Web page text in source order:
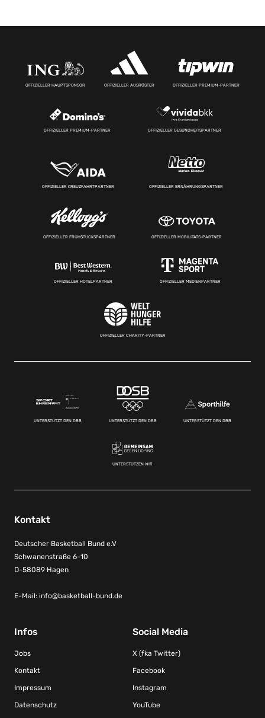
OFFIZIELLER HAUPTSPONSOR OFFIZIELLER AUSRÜSTER OFFIZIELLER PREMIUM-PARTNER
OFFIZIELLER PREMIUM-PARTNER OFFIZIELLER GESUNDHEITSPARTNER
OFFIZIELLER KREUZFAHRTPARTNER OFFIZIELLER ERNÄHRUNGSPARTNER
OFFIZIELLER FRÜHSTÜCKSPARTNER OFFIZIELLER MOBILITÄTS-PARTNER
OFFIZIELLER HOTELPARTNER OFFIZIELLER MEDIENPARTNER
OFFIZIELLER CHARITY-PARTNER
UNTERSTÜTZT DEN DBB UNTERSTÜTZT DEN DBB UNTERSTÜTZT DEN DBB
UNTERSTÜTZEN WIR
Kontakt
Deutscher Basketball Bund e.V
Schwanenstraße 6-10
D-58089 Hagen
E-Mail: info@basketball-bund.de
Infos
Jobs
Kontakt
Impressum
Datenschutz
Social Media
X (fka Twitter)
Facebook
Instagram
YouTube